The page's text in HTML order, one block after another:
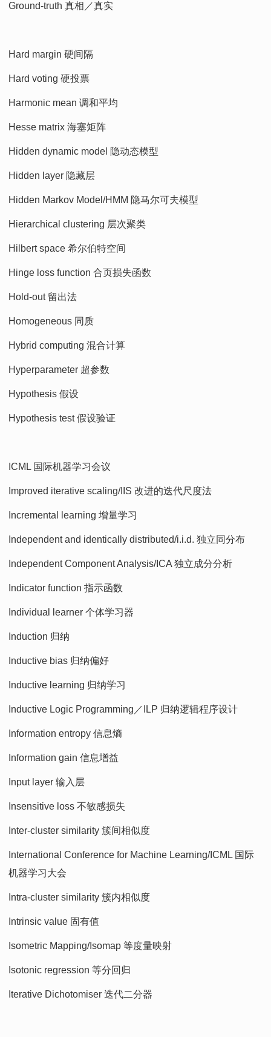
Ground-truth 真相／真实
Hard margin 硬间隔
Hard voting 硬投票
Harmonic mean 调和平均
Hesse matrix 海塞矩阵
Hidden dynamic model 隐动态模型
Hidden layer 隐藏层
Hidden Markov Model/HMM 隐马尔可夫模型
Hierarchical clustering 层次聚类
Hilbert space 希尔伯特空间
Hinge loss function 合页损失函数
Hold-out 留出法
Homogeneous 同质
Hybrid computing 混合计算
Hyperparameter 超参数
Hypothesis 假设
Hypothesis test 假设验证
ICML 国际机器学习会议
Improved iterative scaling/IIS 改进的迭代尺度法
Incremental learning 增量学习
Independent and identically distributed/i.i.d. 独立同分布
Independent Component Analysis/ICA 独立成分分析
Indicator function 指示函数
Individual learner 个体学习器
Induction 归纳
Inductive bias 归纳偏好
Inductive learning 归纳学习
Inductive Logic Programming／ILP 归纳逻辑程序设计
Information entropy 信息熵
Information gain 信息增益
Input layer 输入层
Insensitive loss 不敏感损失
Inter-cluster similarity 簇间相似度
International Conference for Machine Learning/ICML 国际
机器学习大会
Intra-cluster similarity 簇内相似度
Intrinsic value 固有值
Isometric Mapping/Isomap 等度量映射
Isotonic regression 等分回归
Iterative Dichotomiser 迭代二分器